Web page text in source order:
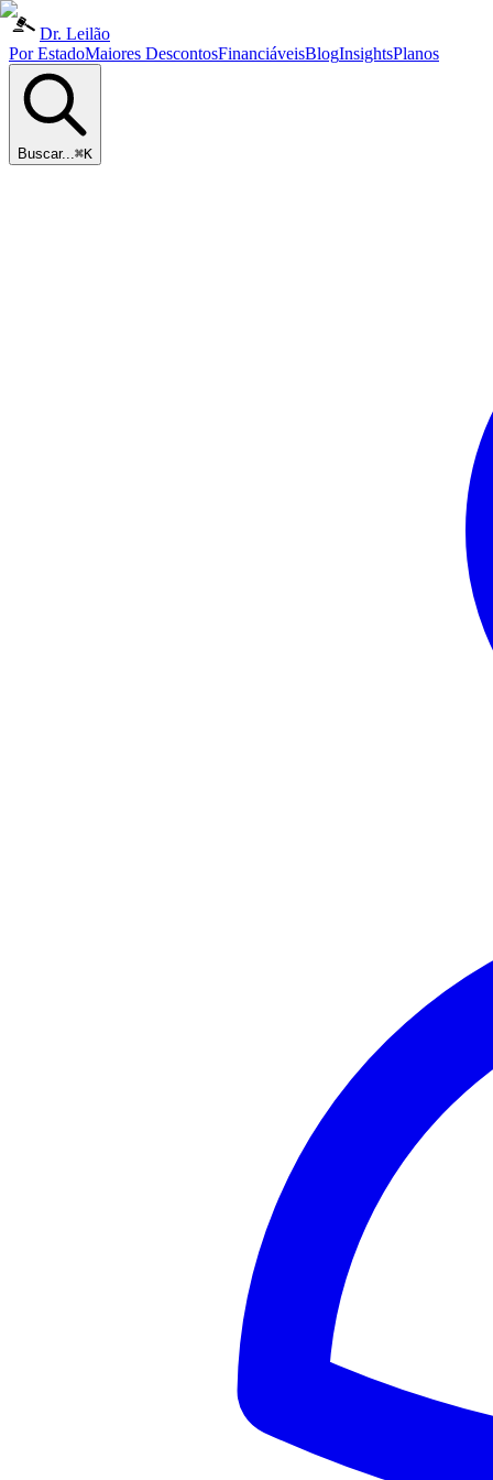
Dr. Leilão
Por EstadoMaiores DescontosFinanciáveisBlogInsightsPlanos
Buscar...⌘K